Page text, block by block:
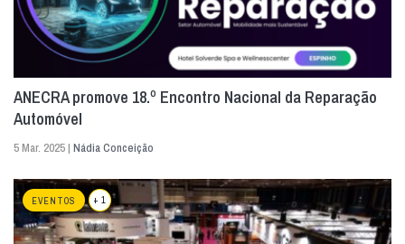
ANECRA promove 18.º Encontro Nacional da Reparação
Automóvel
5 Mar. 2025 | Nádia Conceição
EVENTOS + 1